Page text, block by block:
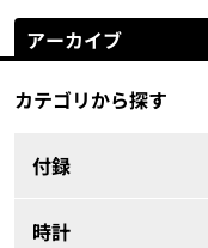
アーカイブ
カテゴリから探す
付録
時計